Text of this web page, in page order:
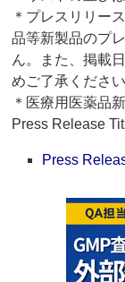
＊プレスリリー
品等新製品のプ
ん。また、掲載
めご了承ください
＊医療用医薬品
Press Release
Press